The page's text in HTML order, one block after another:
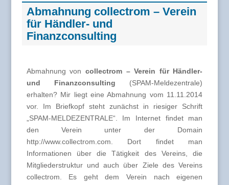
Abmahnung collectrom – Verein
für Händler- und
Finanzconsulting
Abmahnung von collectrom – Verein für Händler-
und Finanzconsulting (SPAM-Meldezentrale)
erhalten? Mir liegt eine Abmahnung vom 11.11.2014
vor. Im Briefkopf steht zunächst in riesiger Schrift
„SPAM-MELDEZENTRALE“. Im Internet findet man
den Verein unter der Domain
http://www.collectrom.com. Dort findet man
Informationen über die Tätigkeit des Vereins, die
Mitgliederstruktur und auch über Ziele des Vereins
collectrom. Es geht dem Verein nach eigenen